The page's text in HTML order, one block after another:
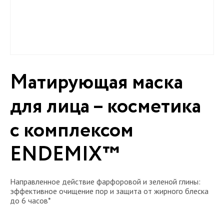
Матирующая маска
для лица – косметика
с комплексом
ENDEMIX™
Направленное действие фарфоровой и зеленой глины:
эффективное очищение пор и защита от жирного блеска
до 6 часов*